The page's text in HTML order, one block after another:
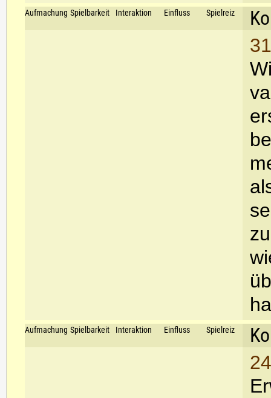
Aufmachung Spielbarkeit Interaktion Einfluss Spielreiz
Aufmachung Spielbarkeit Interaktion Einfluss Spielreiz